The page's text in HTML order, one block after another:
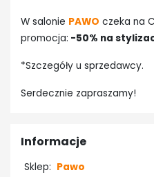
W salonie PAWO czeka na
promocja: -50% na
*Szczegóły u sprzedawcy.
Serdecznie zapraszamy!
Informacje
Sklep: Pawo